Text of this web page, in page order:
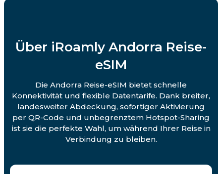
Über iRoamly Andorra Reise-
eSIM
Die Andorra Reise-eSIM bietet schnelle
Konnektivität und flexible Datentarife. Dank breiter,
landesweiter Abdeckung, sofortiger Aktivierung
per QR-Code und unbegrenztem Hotspot-Sharing
ist sie die perfekte Wahl, um während Ihrer Reise in
Verbindung zu bleiben.